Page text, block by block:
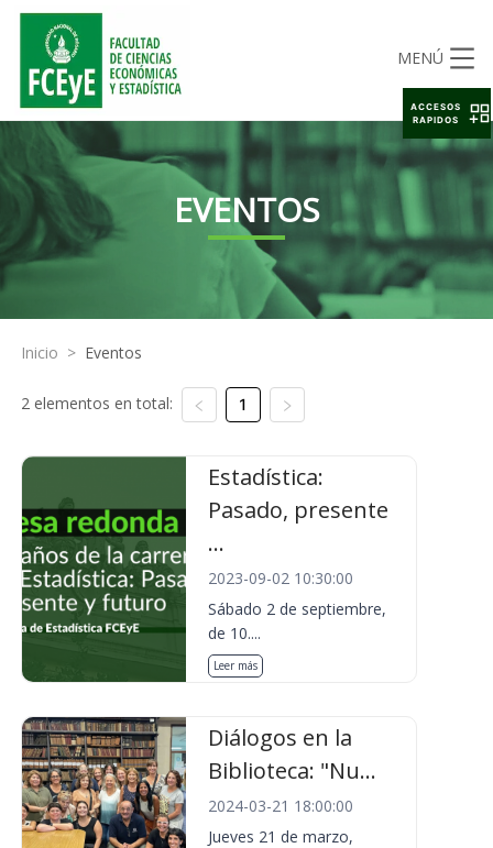
MENÚ
EVENTOS
Inicio > Eventos
2 elementos en total: 1
Estadística:
Pasado, presente
...
2023-09-02 10:30:00
Sábado 2 de septiembre,
de 10....
Leer más
Diálogos en la
Biblioteca: "Nu...
2024-03-21 18:00:00
Jueves 21 de marzo,
ACCESOS
RAPIDOS